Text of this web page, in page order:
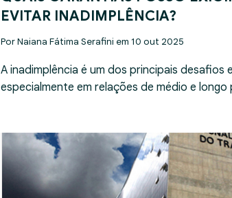
EVITAR INADIMPLÊNCIA?
Por Naiana Fátima Serafini em 10 out 2025
A inadimplência é um dos principais desafios
especialmente em relações de médio e